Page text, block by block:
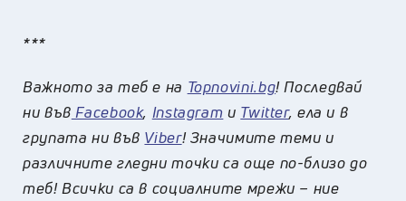
***
Важното за теб е на Topnovini.bg! Последвай
ни във Facebook, Instagram и Twitter, ела и в
групата ни във Viber! Значимите теми и
различните гледни точки са още по-близо до
теб! Всички са в социалните мрежи – ние